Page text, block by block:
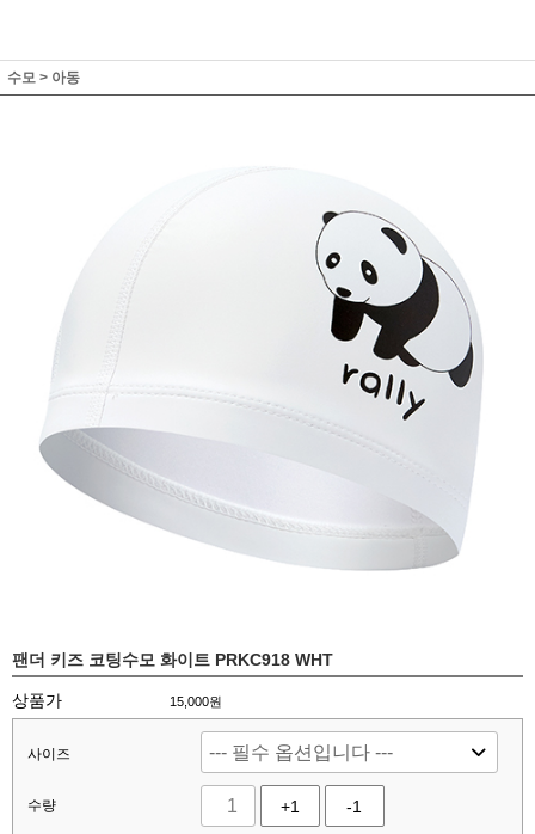
수모 > 아동
팬더 키즈 코팅수모 화이트 PRKC918 WHT
상품가 15,000원
사이즈
수량 +1 -1